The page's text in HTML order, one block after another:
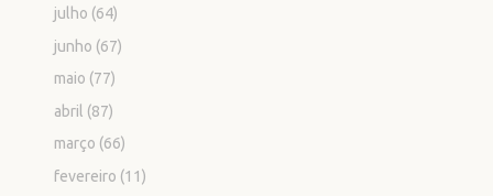
julho (64)
junho (67)
maio (77)
abril (87)
março (66)
fevereiro (11)